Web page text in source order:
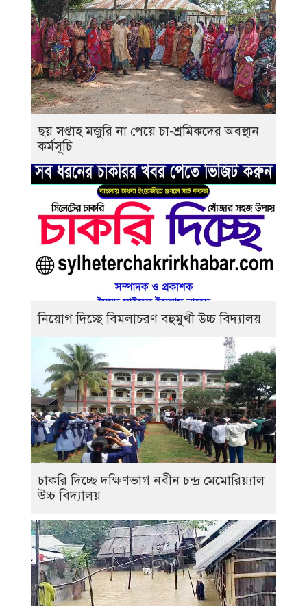
ছয় সপ্তাহ মজুরি না পেয়ে চা-শ্রমিকদের অবস্থান
কর্মসূচি
নিয়োগ দিচ্ছে বিমলাচরণ বহুমুখী উচ্চ বিদ্যালয়
চাকরি দিচ্ছে দক্ষিণভাগ নবীন চন্দ্র মেমোরিয়্যাল
উচ্চ বিদ্যালয়